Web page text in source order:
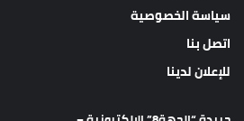
سياسة الخصوصية
اتصل بنا
للإعلان لدينا